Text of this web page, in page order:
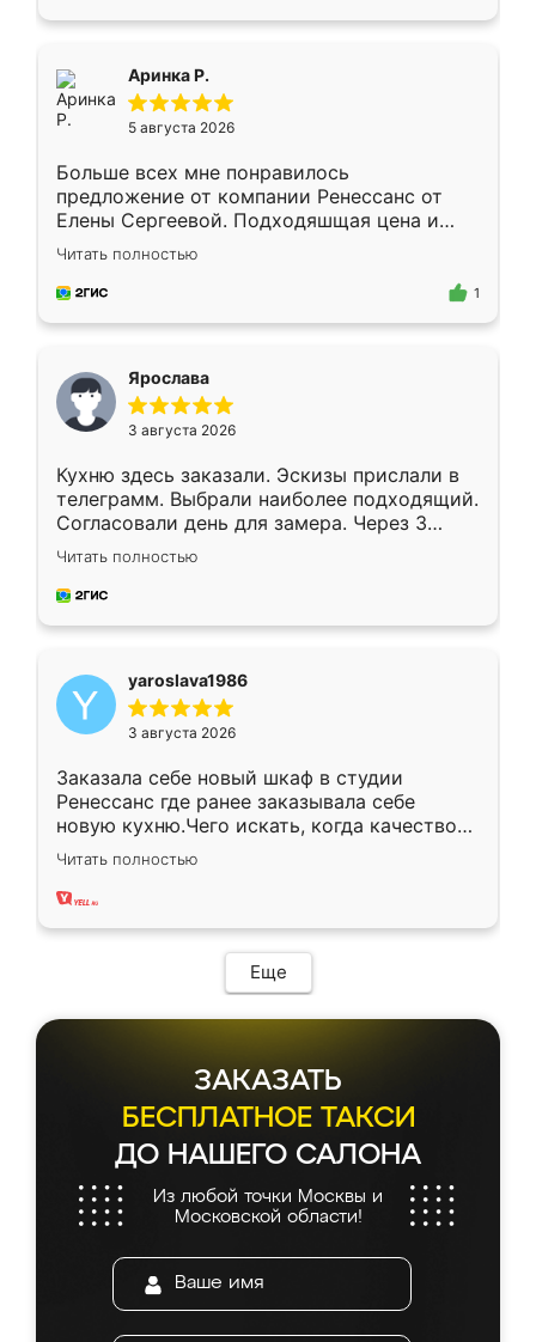
Аринка Р.
5 августа 2026
Больше всех мне понравилось
предложение от компании Ренессанс от
Елены Сергеевой. Подходяшщая цена и
короткие сроки изготовления. Приехавший
для замера сотрудник Владислав
предложил по моему эскизу самый
Читать полностью
1
Ярослава
3 августа 2026
Кухню здесь заказали. Эскизы прислали в
телеграмм. Выбрали наиболее подходящий.
Согласовали день для замера. Через 3
недели кухня была уже готова. Остались
довольны работой. Спасибо Ренессанс
мебель за качественную работу!
Читать полностью
yaroslava1986
3 августа 2026
Заказала себе новый шкаф в студии
Ренессанс где ранее заказывала себе
новую кухню.Чего искать, когда качеством
вполне довольна. Служит кухня уже почти
два года, нареканий нет.
Читать полностью
Еще
ЗАКАЗАТЬ
БЕСПЛАТНОЕ ТАКСИ
ДО НАШЕГО САЛОНА
Из любой точки Москвы и
Московской области!